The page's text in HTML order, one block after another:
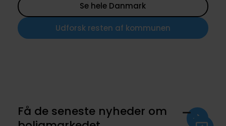
Se hele Danmark
Udforsk resten af kommunen
Få de seneste nyheder om